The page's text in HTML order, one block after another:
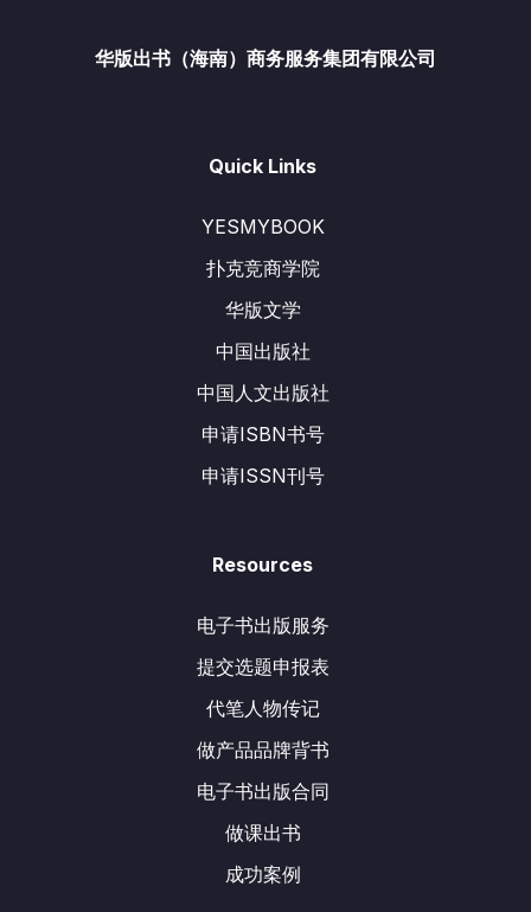
华版出书（海南）商务服务集团有限公司
Quick Links
YESMYBOOK
扑克竞商学院
华版文学
中国出版社
中国人文出版社
申请ISBN书号
申请ISSN刊号
Resources
电子书出版服务
提交选题申报表
代笔人物传记
做产品品牌背书
电子书出版合同
做课出书
成功案例